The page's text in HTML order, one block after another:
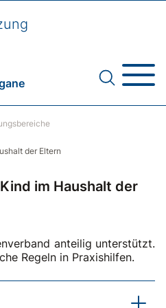
der Eltern
im Haushalt der
anteilig unterstützt.
Regeln in Praxishilfen.